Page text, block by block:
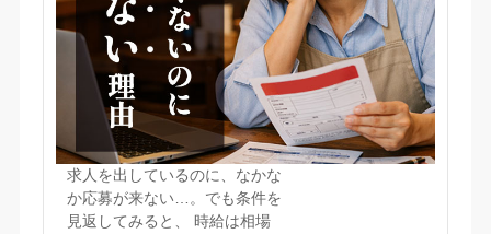
求人を出しているのに、なかな
か応募が来ない…。でも条件を
見返してみると、 時給は相場